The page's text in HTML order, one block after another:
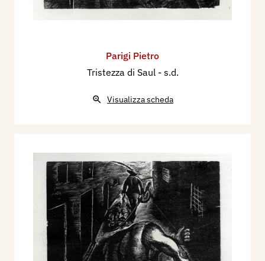
Parigi Pietro
Tristezza di Saul - s.d.
Visualizza scheda